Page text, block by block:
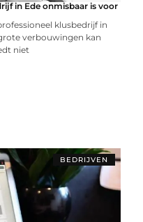
in Ede onmisbaar is voor
klusbedrijf in
verbouwingen kan
niet
BEDRIJVEN